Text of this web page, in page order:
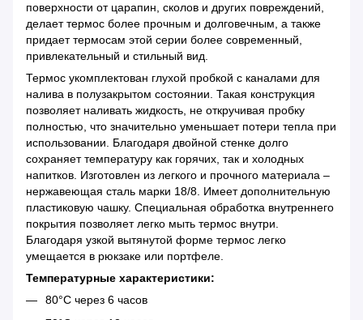
поверхности от царапин, сколов и других повреждений,
делает термос более прочным и долговечным, а также
придает термосам этой серии более современный,
привлекательный и стильный вид.
Термос укомплектован глухой пробкой с каналами для
налива в полузакрытом состоянии. Такая конструкция
позволяет наливать жидкость, не откручивая пробку
полностью, что значительно уменьшает потери тепла при
использовании. Благодаря двойной стенке долго
сохраняет температуру как горячих, так и холодных
напитков. Изготовлен из легкого и прочного материала –
нержавеющая сталь марки 18/8. Имеет дополнительную
пластиковую чашку. Специальная обработка внутреннего
покрытия позволяет легко мыть термос внутри.
Благодаря узкой вытянутой форме термос легко
умещается в рюкзаке или портфеле.
Температурные характеристики:
80°С через 6 часов